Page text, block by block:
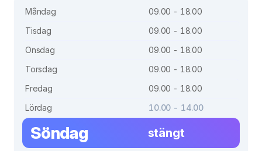
Måndag
09.00 - 18.00
Tisdag
09.00 - 18.00
Onsdag
09.00 - 18.00
Torsdag
09.00 - 18.00
Fredag
09.00 - 18.00
Lördag
10.00 - 14.00
Söndag stängt